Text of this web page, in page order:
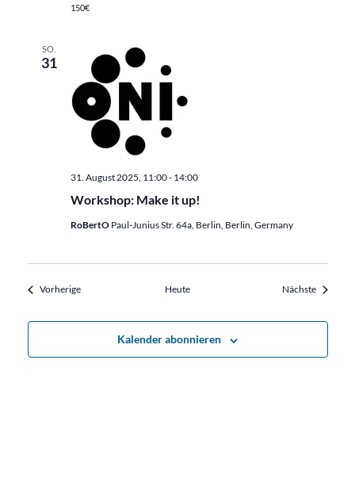
150€
SO.
31
Workshop: Make it up!
31. August 2025, 11:00- 14:00
RoBertO Paul-Junius Str. 64a, Berlin, Berlin, Germany
VorherigeVeranstaltungen Heute Nächste
Kalender abonnieren